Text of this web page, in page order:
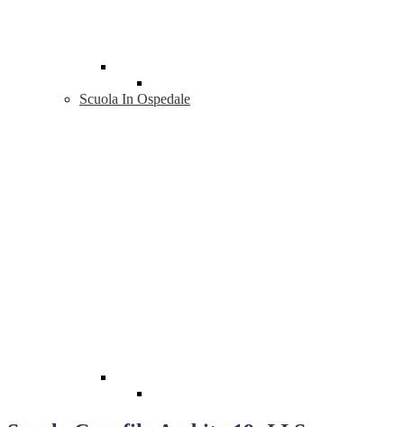
Scuola In Ospedale